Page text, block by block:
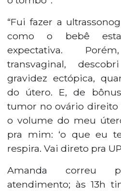
“Fui fazer a
como o bebê
expectativa.
transvaginal,
gravidez ectópica,
do útero. E, de
tumor no ovário direito
o volume do meu
pra mim: ‘o que eu
respira. Vai direto pra
Amanda correu
atendimento; às 13h